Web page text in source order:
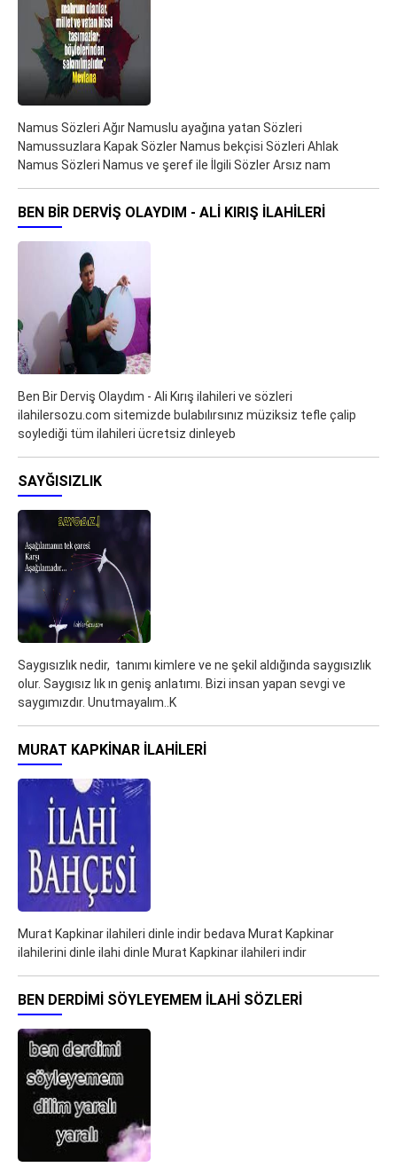
Namus Sözleri Ağır Namuslu ayağına yatan Sözleri
Namussuzlara Kapak Sözler Namus bekçisi Sözleri Ahlak
Namus Sözleri Namus ve şeref ile İlgili Sözler Arsız nam
BEN BIR DERVIŞ OLAYDIM - ALI KIRIŞ ILAHILERI
Ben Bir Derviş Olaydım - Ali Kırış ilahileri ve sözleri
ilahilersozu.com sitemizde bulabılırsınız müziksiz tefle çalip
soylediği tüm ilahileri ücretsiz dinleyeb
SAYĞISIZLIK
Saygısızlık nedir, tanımı kimlere ve ne şekil aldığında saygısızlık
olur. Saygısız lık ın geniş anlatımı. Bizi insan yapan sevgi ve
saygımızdır. Unutmayalım..K
MURAT KAPKINAR ILAHILERI
Murat Kapkinar ilahileri dinle indir bedava Murat Kapkinar
ilahilerini dinle ilahi dinle Murat Kapkinar ilahileri indir
BEN DERDIMI SÖYLEYEMEM ILAHI SÖZLERI